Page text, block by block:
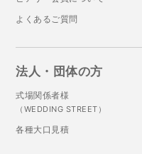
よくあるご質問
法人・団体の方
式場関係者様
（WEDDING STREET）
各種大口見積